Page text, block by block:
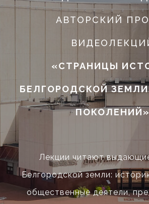
АВТОРСКИЙ
«СТРАНИЦЫ
БЕЛГОРОДСКОЙ
ПОКОЛЕНИЙ»
Лекции читают
Белгородской земли:
общественные деятели,